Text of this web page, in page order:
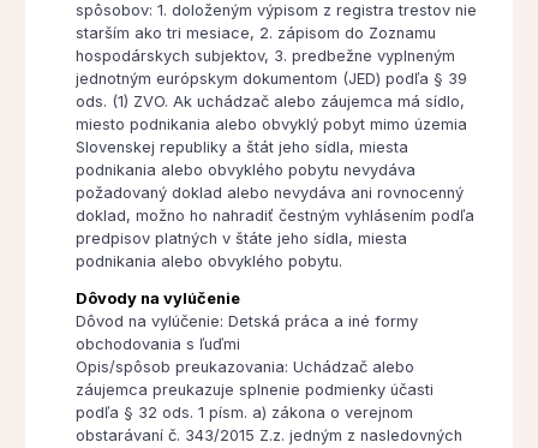
spôsobov: 1. doloženým výpisom z registra trestov nie
starším ako tri mesiace, 2. zápisom do Zoznamu
hospodárskych subjektov, 3. predbežne vyplneným
jednotným európskym dokumentom (JED) podľa § 39
ods. (1) ZVO. Ak uchádzač alebo záujemca má sídlo,
miesto podnikania alebo obvyklý pobyt mimo územia
Slovenskej republiky a štát jeho sídla, miesta
podnikania alebo obvyklého pobytu nevydáva
požadovaný doklad alebo nevydáva ani rovnocenný
doklad, možno ho nahradiť čestným vyhlásením podľa
predpisov platných v štáte jeho sídla, miesta
podnikania alebo obvyklého pobytu.
Dôvody na vylúčenie
Dôvod na vylúčenie: Detská práca a iné formy
obchodovania s ľuďmi
Opis/spôsob preukazovania: Uchádzač alebo
záujemca preukazuje splnenie podmienky účasti
podľa § 32 ods. 1 písm. a) zákona o verejnom
obstarávaní č. 343/2015 Z.z. jedným z nasledovných